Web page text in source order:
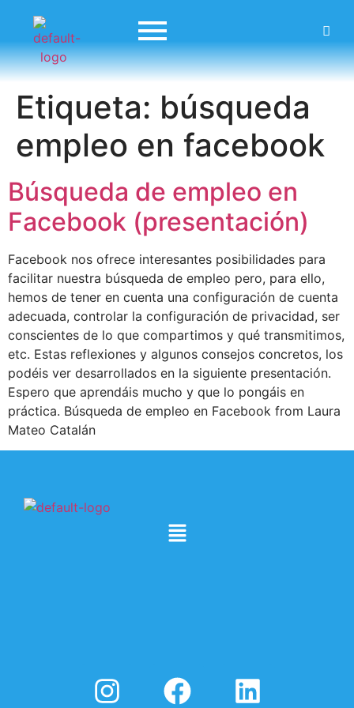
Etiqueta: búsqueda
empleo en facebook
Búsqueda de empleo en
Facebook (presentación)
Facebook nos ofrece interesantes posibilidades para
facilitar nuestra búsqueda de empleo pero, para ello,
hemos de tener en cuenta una configuración de cuenta
adecuada, controlar la configuración de privacidad, ser
conscientes de lo que compartimos y qué transmitimos,
etc. Estas reflexiones y algunos consejos concretos, los
podéis ver desarrollados en la siguiente presentación.
Espero que aprendáis mucho y que lo pongáis en
práctica. Búsqueda de empleo en Facebook from Laura
Mateo Catalán